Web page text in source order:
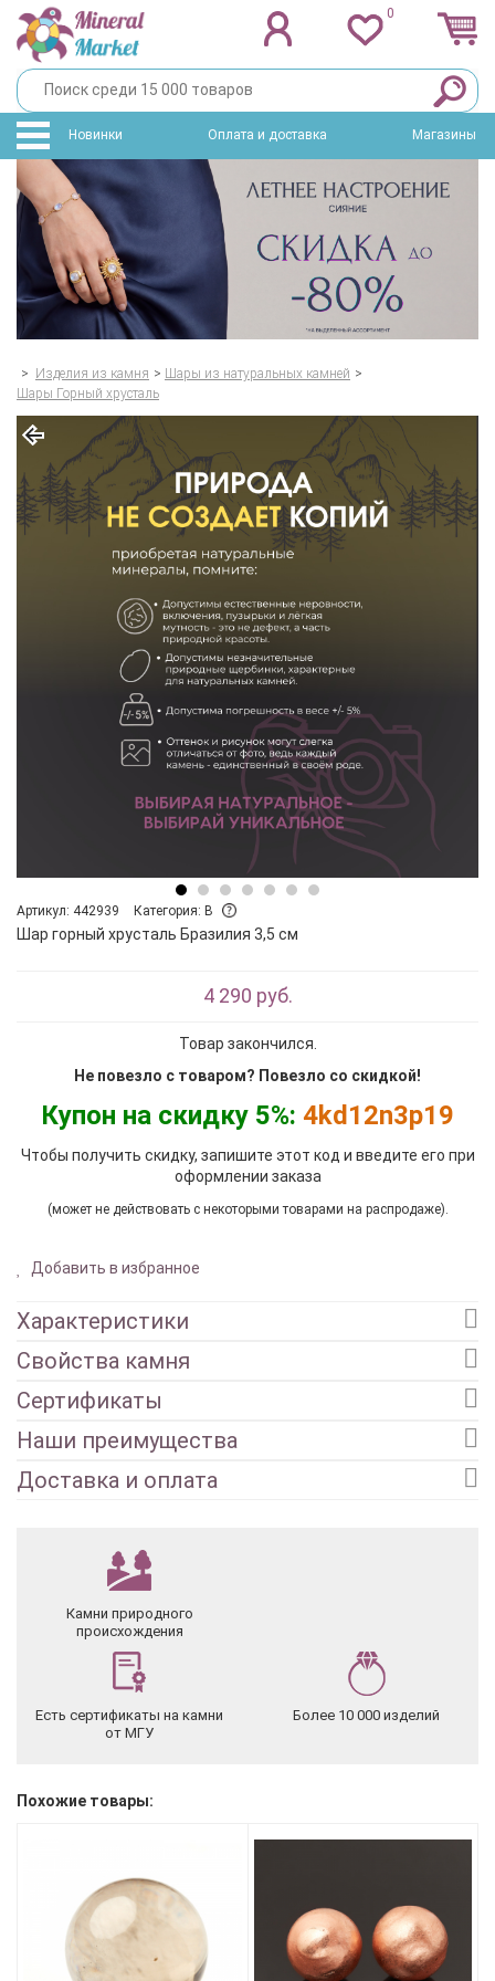
0
Новинки Оплата и доставка Магазины
> Изделия из камня > Шары из натуральных камней >
Шары Горный хрусталь
Артикул: 442939 Категория: B
Шар горный хрусталь Бразилия 3,5 см
4 290 руб.
Товар закончился.
Не повезло с товаром? Повезло со скидкой!
Купон на скидку 5%: 4kd12n3p19
Чтобы получить скидку, запишите этот код и введите его при
оформлении заказа
(может не действовать с некоторыми товарами на распродаже).
Добавить в избранное
Характеристики
Свойства камня
Сертификаты
Наши преимущества
Доставка и оплата
Камни природного
происхождения
Есть сертификаты на камни
от МГУ
Более 10 000 изделий
Похожие товары: